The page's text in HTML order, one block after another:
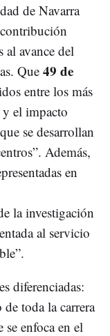
de Navarra
al avance del
Que 49 de
entre los más
el impacto
se desarrollan
Además,
en
la investigación
al servicio
diferenciadas:
toda la carrera
enfoca en el